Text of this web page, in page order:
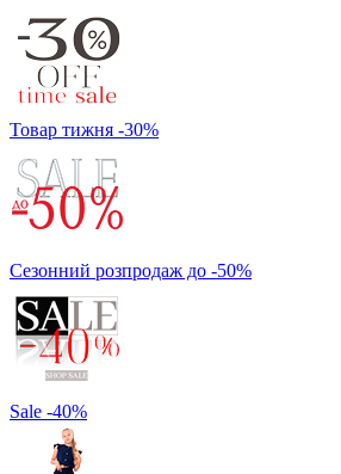
Товар тижня -30%
Сезонний розпродаж до -50%
Sale -40%